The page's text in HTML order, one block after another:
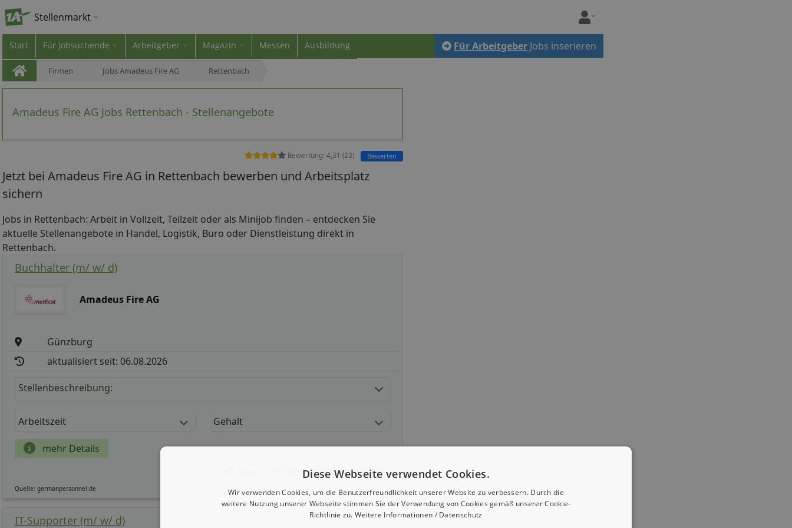
Stellenmarkt
Start Für Jobsuchende Arbeitgeber Magazin Messen Ausbildung Für Arbeitgeber Jobs inserieren
Firmen Jobs Amadeus Fire AG Rettenbach
Amadeus Fire AG Jobs Rettenbach - Stellenangebote
Bewertung: 4,31 (23) Bewerten
Jetzt bei Amadeus Fire AG in Rettenbach bewerben und Arbeitsplatz
sichern
Jobs in Rettenbach: Arbeit in Vollzeit, Teilzeit oder als Minijob finden – entdecken Sie
aktuelle Stellenangebote in Handel, Logistik, Büro oder Dienstleistung direkt in
Rettenbach.
Buchhalter (m/ w/ d)
Amadeus Fire AG
Günzburg
aktualisiert seit: 06.08.2026
Stellenbeschreibung:
Arbeitszeit Gehalt
mehr Details
Quelle: germanpersonnel.de
IT-Supporter (m/ w/ d)
Diese Webseite verwendet Cookies.
Wir verwenden Cookies, um die Benutzerfreundlichkeit unserer Website zu verbessern. Durch die
weitere Nutzung unserer Webseite stimmen Sie der Verwendung von Cookies gemäß unserer Cookie-
Richtlinie zu. Weitere Informationen / Datenschutz